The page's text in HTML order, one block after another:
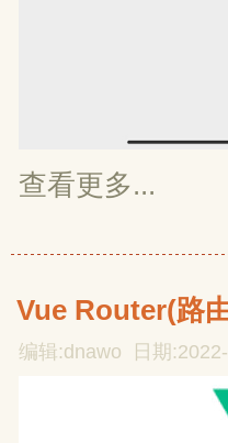
查看更多...
Vue Router(路
编辑:dnawo 日期